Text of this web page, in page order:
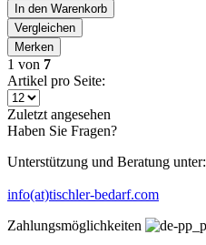
In den Warenkorb
Vergleichen
Merken
1 von 7
Artikel pro Seite:
Zuletzt angesehen
Haben Sie Fragen?
Unterstützung und Beratung unter:
info(at)tischler-bedarf.com
Zahlungsmöglichkeiten